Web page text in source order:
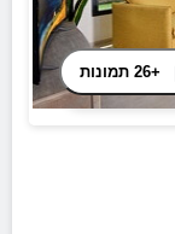
+26 תמונות